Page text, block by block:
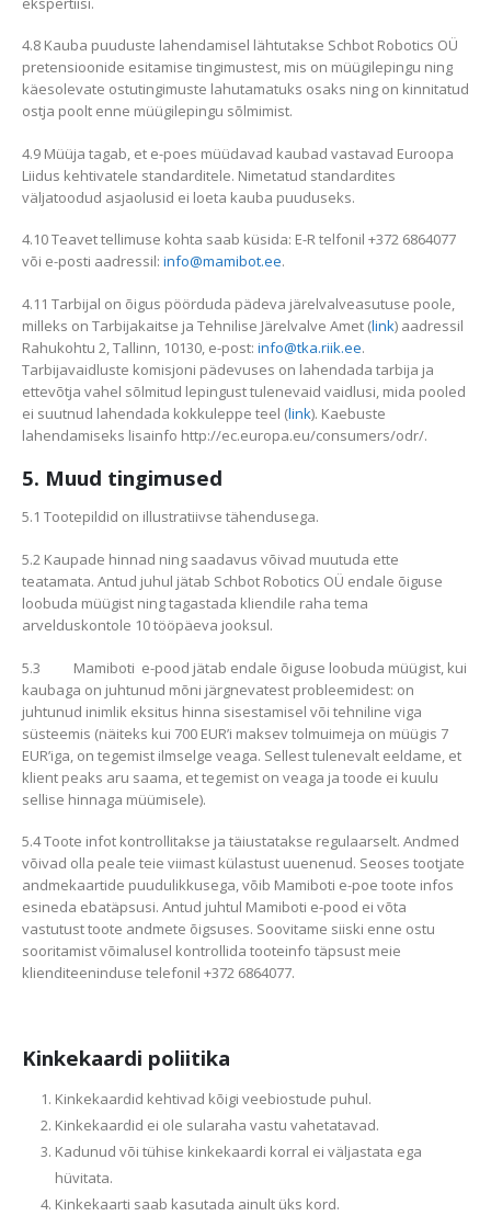
4.8 Kauba puuduste lahendamisel lähtutakse Schbot Robotics OÜ
pretensioonide esitamise tingimustest, mis on müügilepingu ning
käesolevate ostutingimuste lahutamatuks osaks ning on kinnitatud
ostja poolt enne müügilepingu sõlmimist.
4.9 Müüja tagab, et e-poes müüdavad kaubad vastavad Euroopa
Liidus kehtivatele standarditele. Nimetatud standardites
väljatoodud asjaolusid ei loeta kauba puuduseks.
4.10 Teavet tellimuse kohta saab küsida: E-R telfonil +372 6864077
või e-posti aadressil: info@mamibot.ee.
4.11 Tarbijal on õigus pöörduda pädeva järelvalveasutuse poole,
milleks on Tarbijakaitse ja Tehnilise Järelvalve Amet (link) aadressil
Rahukohtu 2, Tallinn, 10130, e-post: info@tka.riik.ee.
Tarbijavaidluste komisjoni pädevuses on lahendada tarbija ja
ettevõtja vahel sõlmitud lepingust tulenevaid vaidlusi, mida pooled
ei suutnud lahendada kokkuleppe teel (link). Kaebuste
lahendamiseks lisainfo http://ec.europa.eu/consumers/odr/.
5. Muud tingimused
5.1 Tootepildid on illustratiivse tähendusega.
5.2 Kaupade hinnad ning saadavus võivad muutuda ette
teatamata. Antud juhul jätab Schbot Robotics OÜ endale õiguse
loobuda müügist ning tagastada kliendile raha tema
arvelduskontole 10 tööpäeva jooksul.
5.3 Mamiboti e-pood jätab endale õiguse loobuda müügist, kui
kaubaga on juhtunud mõni järgnevatest probleemidest: on
juhtunud inimlik eksitus hinna sisestamisel või tehniline viga
süsteemis (näiteks kui 700 EUR’i maksev tolmuimeja on müügis 7
EUR’iga, on tegemist ilmselge veaga. Sellest tulenevalt eeldame, et
klient peaks aru saama, et tegemist on veaga ja toode ei kuulu
sellise hinnaga müümisele).
5.4 Toote infot kontrollitakse ja täiustatakse regulaarselt. Andmed
võivad olla peale teie viimast külastust uuenenud. Seoses tootjate
andmekaartide puudulikkusega, võib Mamiboti e-poe toote infos
esineda ebatäpsusi. Antud juhtul Mamiboti e-pood ei võta
vastutust toote andmete õigsuses. Soovitame siiski enne ostu
sooritamist võimalusel kontrollida tooteinfo täpsust meie
klienditeeninduse telefonil +372 6864077.
Kinkekaardi poliitika
Kinkekaardid kehtivad kõigi veebiostude puhul.
Kinkekaardid ei ole sularaha vastu vahetatavad.
Kadunud või tühise kinkekaardi korral ei väljastata ega
hüvitata.
Kinkekaarti saab kasutada ainult üks kord.